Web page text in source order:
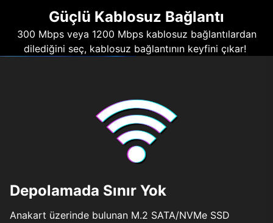
Güçlü Kablosuz Bağlantı
300 Mbps veya 1200 Mbps kablosuz bağlantılardan
dilediğini seç, kablosuz bağlantının keyfini çıkar!
Depolamada Sınır Yok
Anakart üzerinde bulunan M.2 SATA/NVMe SSD